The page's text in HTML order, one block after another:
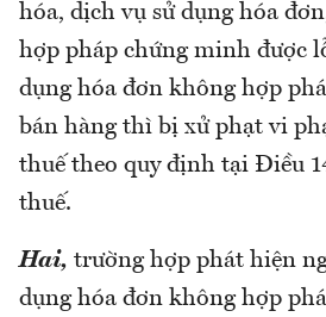
hóa, dịch vụ sử dụng hóa
hợp pháp chứng minh được
dụng hóa đơn không hợp
bán hàng thì bị xử phạt vi
thuế theo quy định tại Điều
thuế.
Hai, trường hợp phát hiện
dụng hóa đơn không hợp